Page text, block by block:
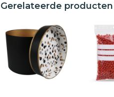
Gerelateerde producten